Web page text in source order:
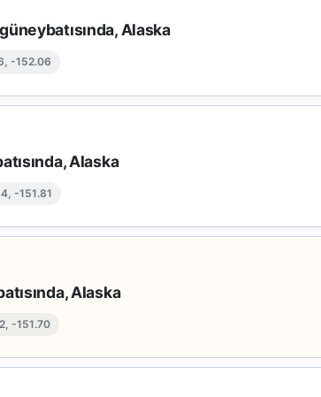
Alaska
-152.06
Alaska
-151.81
Alaska
-151.70